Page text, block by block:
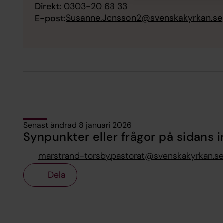
Direkt: 0303-20 68 33
E-post:Susanne.Jonsson2@svenskakyrkan.se
Senast ändrad 8 januari 2026
Synpunkter eller frågor på sidans
marstrand-torsby.pastorat@svenskakyrkan.se
Dela